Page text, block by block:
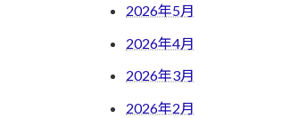
2026年5月
2026年4月
2026年3月
2026年2月